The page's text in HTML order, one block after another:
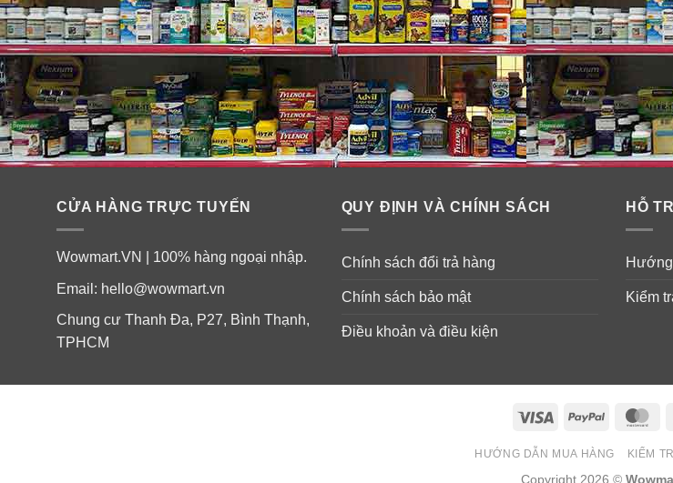
CỬA HÀNG TRỰC TUYẾN
Wowmart.VN | 100% hàng ngoại nhập.
Email: hello@wowmart.vn
Chung cư Thanh Đa, P27, Bình Thạnh,
TPHCM
QUY ĐỊNH VÀ CHÍNH SÁCH
Chính sách đổi trả hàng
Chính sách bảo mật
Điều khoản và điều kiện
HỖ
Kiểm
Visa PayPal
HƯỚNG DẪN MUA HÀNG KIỂM
Copyright 2026 ©